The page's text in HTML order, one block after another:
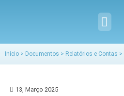
Início > Documentos > Relatórios e Contas >
13, Março 2025